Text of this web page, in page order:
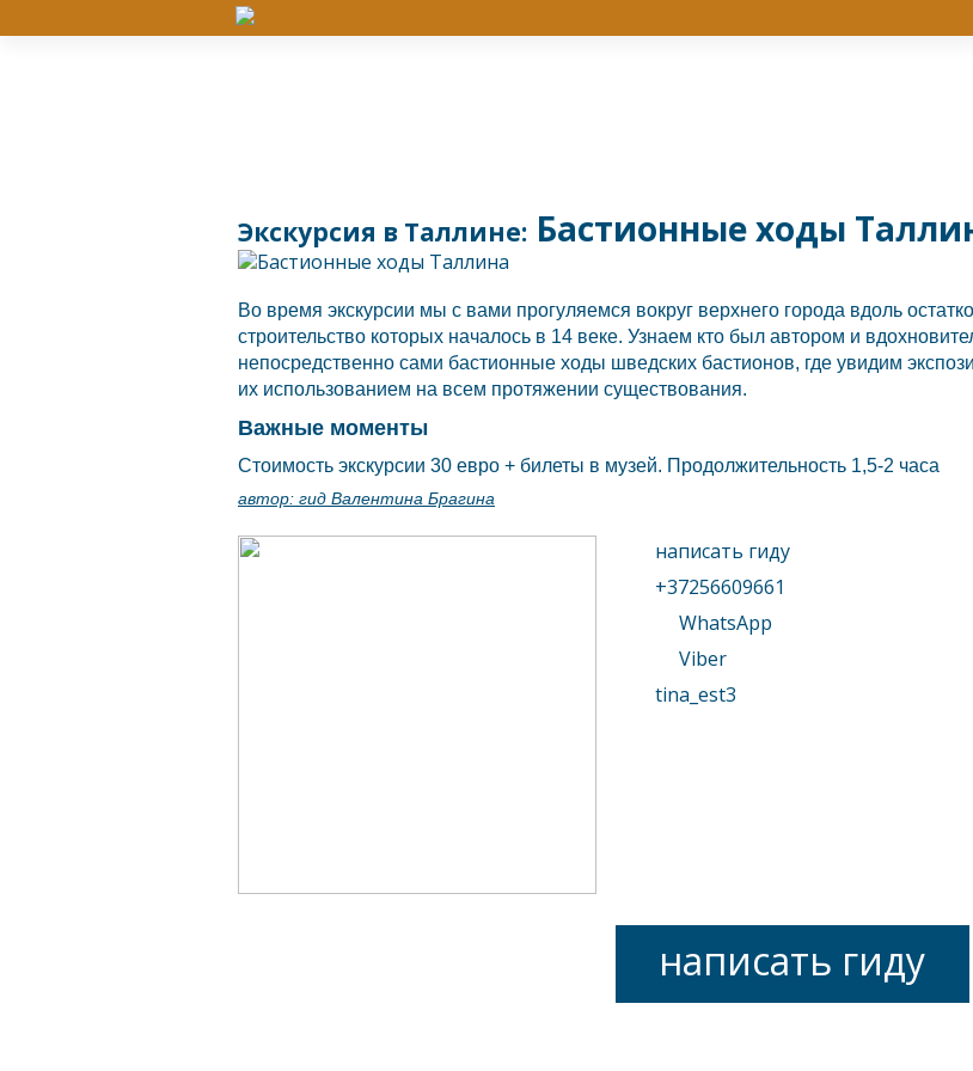
Экскурсия в Таллине: Бастионные ходы
Во время экскурсии мы с вами прогуляемся вокруг верхнего города вдоль
строительство которых началось в 14 веке. Узнаем кто был автором и
непосредственно сами бастионные ходы шведских бастионов, где увидим
их использованием на всем протяжении существования.
Важные моменты
Стоимость экскурсии 30 евро + билеты в музей. Продолжительность 1,5-2 часа
автор: гид Валентина Брагина
написать гиду
+37256609661
WhatsApp
Viber
tina_est3
написать гиду